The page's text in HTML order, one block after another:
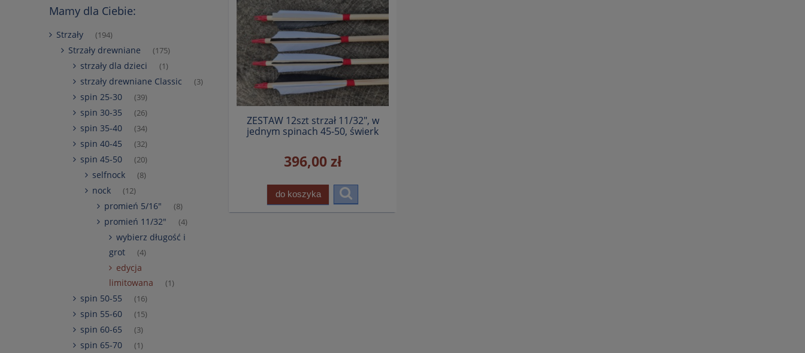
Mamy dla Ciebie:
Strzały (194)
Strzały drewniane (175)
strzały dla dzieci (1)
strzały drewniane Classic (3)
spin 25-30 (39)
spin 30-35 (26)
spin 35-40 (34)
spin 40-45 (32)
spin 45-50 (20)
selfnock (8)
nock (12)
promień 5/16" (8)
promień 11/32" (4)
wybierz długość i
grot
(4)
edycja
limitowana
(1)
spin 50-55 (16)
spin 55-60 (15)
spin 60-65 (3)
spin 65-70 (1)
ZESTAW 12szt strzał 11/32", w
jednym spinach 45-50, świerk
396,00 zł
do koszyka